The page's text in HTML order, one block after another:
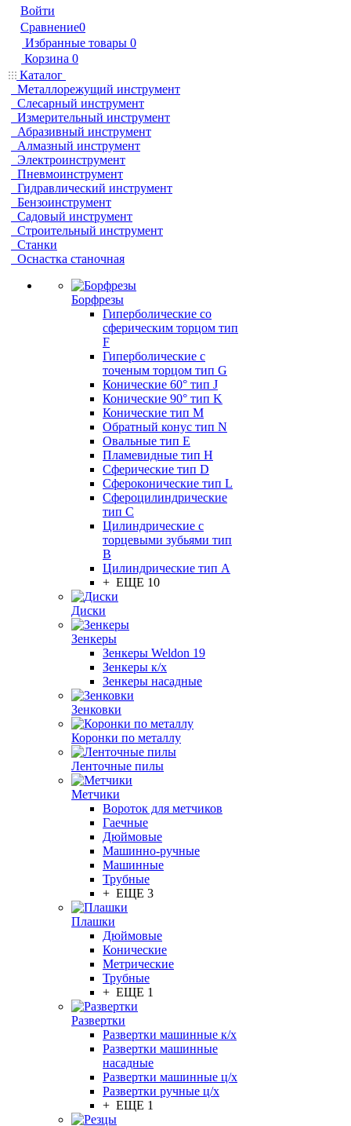
Войти
Сравнение0
Избранные товары 0
Корзина 0
Каталог
Металлорежущий инструмент
Слесарный инструмент
Измерительный инструмент
Абразивный инструмент
Алмазный инструмент
Электроинструмент
Пневмоинструмент
Гидравлический инструмент
Бензоинструмент
Садовый инструмент
Строительный инструмент
Станки
Оснастка станочная
Борфрезы
Гиперболические cо
сферическим торцом тип
F
Гиперболические с
точеным торцом тип G
Конические 60° тип J
Конические 90° тип K
Конические тип M
Обратный конус тип N
Овальные тип E
Пламевидные тип H
Сферические тип D
Сфероконические тип L
Сфероцилиндрические
тип C
Цилиндрические с
торцевыми зубьями тип
B
Цилиндрические тип А
+ ЕЩЕ 10
Диски
Зенкеры
Зенкеры Weldon 19
Зенкеры к/х
Зенкеры насадные
Зенковки
Коронки по металлу
Ленточные пилы
Метчики
Вороток для метчиков
Гаечные
Дюймовые
Машинно-ручные
Машинные
Трубные
+ ЕЩЕ 3
Плашки
Дюймовые
Конические
Метрические
Трубные
+ ЕЩЕ 1
Развертки
Развертки машинные к/х
Развертки машинные
насадные
Развертки машинные ц/х
Развертки ручные ц/х
+ ЕЩЕ 1